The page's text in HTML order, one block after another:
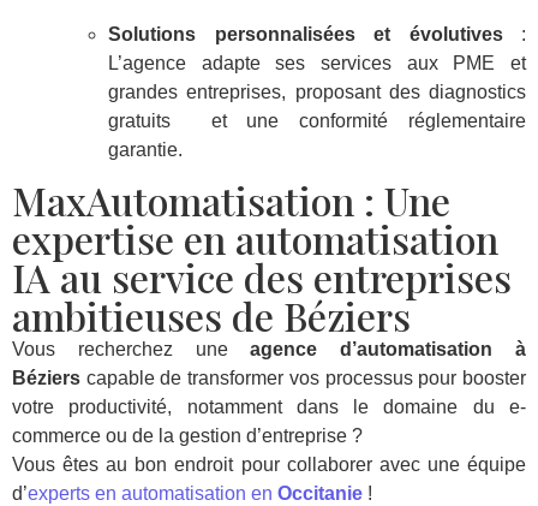
Solutions personnalisées et évolutives:
L’agence adapte ses services aux PME et
grandes entreprises, proposant des diagnostics
gratuits et une conformité réglementaire
garantie.
MaxAutomatisation : Une
expertise en automatisation
IA au service des entreprises
ambitieuses de Béziers
Vous recherchez uneagence d’automatisation à
Béziers capable de transformer vos processus pour booster
votre productivité, notamment dans le domaine du e-
commerce ou de la gestion d’entreprise ?
Vous êtes au bon endroit pour collaborer avec une équipe
d’experts en automatisation en Occitanie !